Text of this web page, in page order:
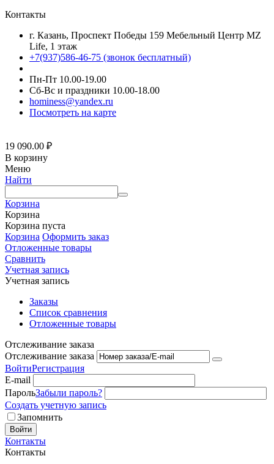
Контакты
г. Казань, Проспект Победы 159 Мебельный Центр MZ
Life, 1 этаж
+7(937)586-46-75 (звонок бесплатный)
Пн-Пт 10.00-19.00
Сб-Вс и праздники 10.00-18.00
hominess@yandex.ru
Посмотреть на карте
19 090.00 ₽
В корзину
Меню
Найти
Корзина
Корзина
Корзина пуста
Корзина Оформить заказ
Отложенные товары
Сравнить
Учетная запись
Учетная запись
Заказы
Список сравнения
Отложенные товары
Отслеживание заказа
Отслеживание заказа
ВойтиРегистрация
E-mail
ПарольЗабыли пароль?
Создать учетную запись
Запомнить
Войти
Контакты
Контакты